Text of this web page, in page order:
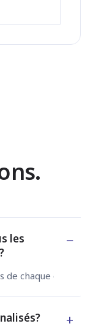
les
−
de chaque
+